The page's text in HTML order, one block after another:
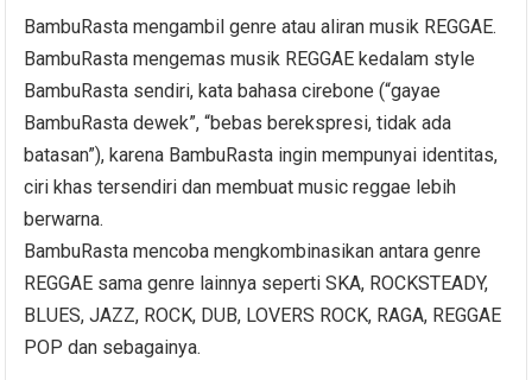
BambuRasta mengambil genre atau aliran musik REGGAE.
BambuRasta mengemas musik REGGAE kedalam style
BambuRasta sendiri, kata bahasa cirebone (“gayae
BambuRasta dewek”, “bebas berekspresi, tidak ada
batasan”), karena BambuRasta ingin mempunyai identitas,
ciri khas tersendiri dan membuat music reggae lebih
berwarna.
BambuRasta mencoba mengkombinasikan antara genre
REGGAE sama genre lainnya seperti SKA, ROCKSTEADY,
BLUES, JAZZ, ROCK, DUB, LOVERS ROCK, RAGA, REGGAE
POP dan sebagainya.